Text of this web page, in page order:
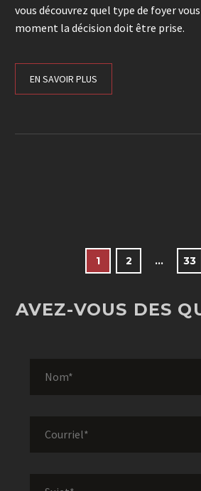
vous découvrez quel type de foyer
moment la décision doit être prise.
EN SAVOIR PLUS
1 2 … 33
AVEZ-VOUS DES